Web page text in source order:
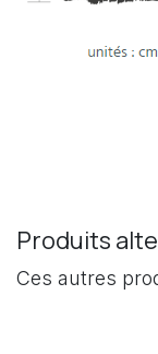
Produits
Ces autres